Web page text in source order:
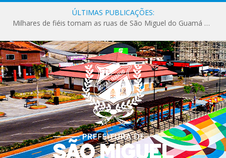
ÚLTIMAS PUBLICAÇÕES:
Milhares de fiéis tomam as ruas de São Miguel do Guamá em uma grande celebração de fé na Marcha para Jesus 2026.